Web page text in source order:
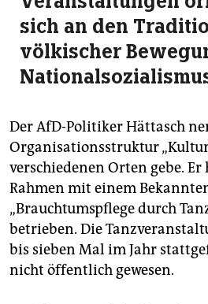
sich an den
völkischer
Der AfD-Politiker Hättasch
Organisationsstruktur
verschiedenen Orten gebe. Er
Rahmen mit einem
„Brauchtumspflege durch
betrieben. Die
bis sieben Mal im Jahr
nicht öffentlich gewesen.